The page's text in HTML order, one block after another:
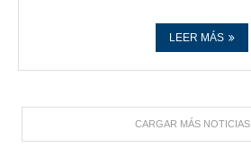
LEER MÁS
CARGAR MÁS NOTICIAS